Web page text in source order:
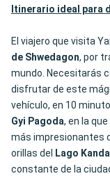
Itinerario ideal para
El viajero que visita
de Shwedagon, por
mundo. Necesitarás
disfrutar de este
vehículo, en 10
Gyi Pagoda, en la
más impresionantes
orillas del
Lago
constante de la